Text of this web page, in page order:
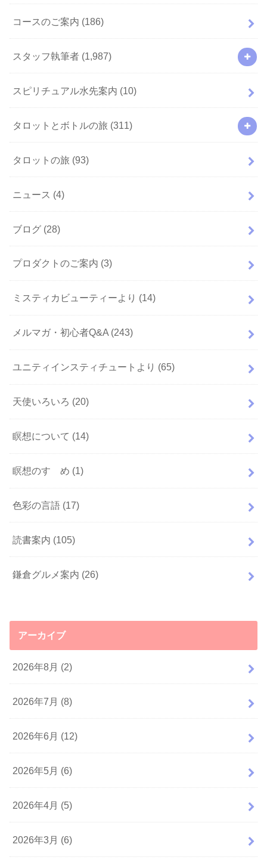
コースのご案内 (186)
スタッフ執筆者 (1,987)
スピリチュアル水先案内 (10)
タロットとボトルの旅 (311)
タロットの旅 (93)
ニュース (4)
ブログ (28)
プロダクトのご案内 (3)
ミスティカビューティーより (14)
メルマガ・初心者Q&A (243)
ユニティインスティチュートより (65)
天使いろいろ (20)
瞑想について (14)
瞑想のすゝめ (1)
色彩の言語 (17)
読書案内 (105)
鎌倉グルメ案内 (26)
アーカイブ
2026年8月 (2)
2026年7月 (8)
2026年6月 (12)
2026年5月 (6)
2026年4月 (5)
2026年3月 (6)